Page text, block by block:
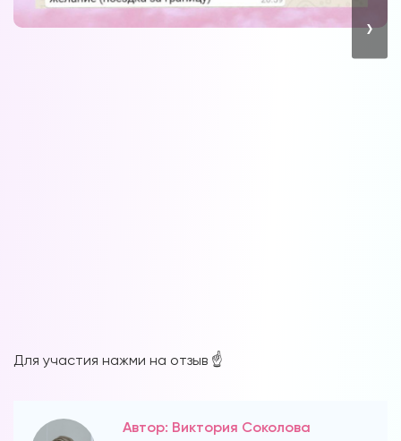
›
Для участия нажми на отзыв ☝️
Автор: Виктория Соколова